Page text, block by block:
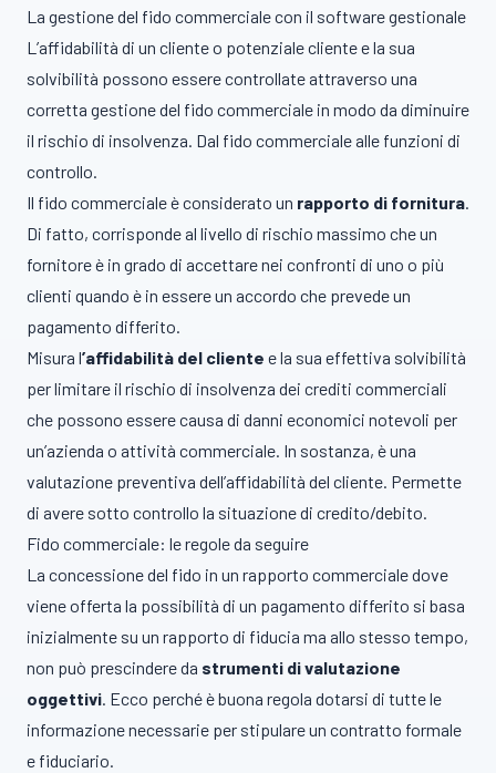
La gestione del fido commerciale con il software gestionale
L’affidabilità di un cliente o potenziale cliente e la sua
solvibilità possono essere controllate attraverso una
corretta gestione del fido commerciale in modo da diminuire
il rischio di insolvenza. Dal fido commerciale alle funzioni di
controllo.
Il fido commerciale è considerato un rapporto di fornitura.
Di fatto, corrisponde al livello di rischio massimo che un
fornitore è in grado di accettare nei confronti di uno o più
clienti quando è in essere un accordo che prevede un
pagamento differito.
Misura l’affidabilità del cliente e la sua effettiva solvibilità
per limitare il rischio di insolvenza dei crediti commerciali
che possono essere causa di danni economici notevoli per
un’azienda o attività commerciale. In sostanza, è una
valutazione preventiva dell’affidabilità del cliente. Permette
di avere sotto controllo la situazione di credito/debito.
Fido commerciale: le regole da seguire
La concessione del fido in un rapporto commerciale dove
viene offerta la possibilità di un pagamento differito si basa
inizialmente su un rapporto di fiducia ma allo stesso tempo,
non può prescindere da strumenti di valutazione
oggettivi. Ecco perché è buona regola dotarsi di tutte le
informazione necessarie per stipulare un contratto formale
e fiduciario.